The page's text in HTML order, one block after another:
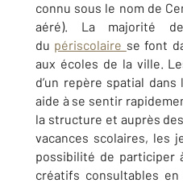
connu sous le nom de
aéré). La majorité
du périscolaire se font
aux écoles de la ville.
d’un repère spatial
aide à se sentir
la structure et auprès
vacances scolaires, les
possibilité de participer
créatifs consultables